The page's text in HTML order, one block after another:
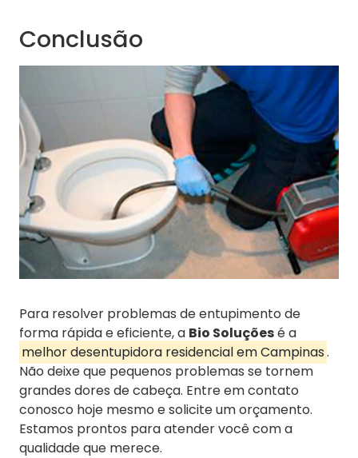
Conclusão
Para resolver problemas de entupimento de
forma rápida e eficiente, a Bio Soluçõesé a
melhor desentupidora residencial em Campinas.
Não deixe que pequenos problemas se tornem
grandes dores de cabeça. Entre em contato
conosco hoje mesmo e solicite um orçamento.
Estamos prontos para atender você com a
qualidade que merece.